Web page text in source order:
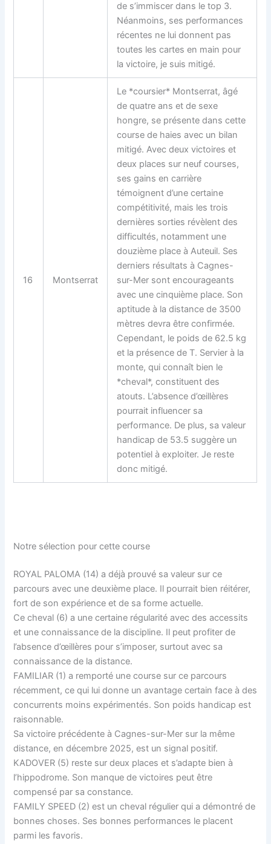
de s’immiscer dans le top 3.
Néanmoins, ses performances
récentes ne lui donnent pas
toutes les cartes en main pour
la victoire, je suis mitigé.
16 Montserrat
Le *coursier* Montserrat, âgé
de quatre ans et de sexe
hongre, se présente dans cette
course de haies avec un bilan
mitigé. Avec deux victoires et
deux places sur neuf courses,
ses gains en carrière
témoignent d’une certaine
compétitivité, mais les trois
dernières sorties révèlent des
difficultés, notamment une
douzième place à Auteuil. Ses
derniers résultats à Cagnes-
sur-Mer sont encourageants
avec une cinquième place. Son
aptitude à la distance de 3500
mètres devra être confirmée.
Cependant, le poids de 62.5 kg
et la présence de T. Servier à la
monte, qui connaît bien le
*cheval*, constituent des
atouts. L’absence d’œillères
pourrait influencer sa
performance. De plus, sa valeur
handicap de 53.5 suggère un
potentiel à exploiter. Je reste
donc mitigé.
Notre sélection pour cette course
ROYAL PALOMA (14) a déjà prouvé sa valeur sur ce
parcours avec une deuxième place. Il pourrait bien réitérer,
fort de son expérience et de sa forme actuelle.
Ce cheval (6) a une certaine régularité avec des accessits
et une connaissance de la discipline. Il peut profiter de
l’absence d’œillères pour s’imposer, surtout avec sa
connaissance de la distance.
FAMILIAR (1) a remporté une course sur ce parcours
récemment, ce qui lui donne un avantage certain face à des
concurrents moins expérimentés. Son poids handicap est
raisonnable.
Sa victoire précédente à Cagnes-sur-Mer sur la même
distance, en décembre 2025, est un signal positif.
KADOVER (5) reste sur deux places et s’adapte bien à
l’hippodrome. Son manque de victoires peut être
compensé par sa constance.
FAMILY SPEED (2) est un cheval régulier qui a démontré de
bonnes choses. Ses bonnes performances le placent
parmi les favoris.